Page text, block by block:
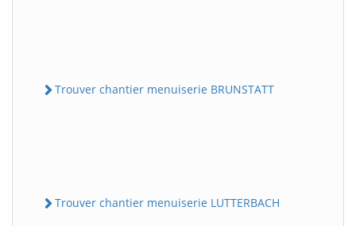
Trouver chantier menuiserie BRUNSTATT
Trouver chantier menuiserie LUTTERBACH